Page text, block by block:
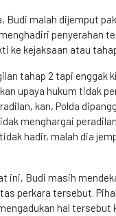
Budi malah dijemput
penyerahan
ke kejaksaan atau
tahap 2 tapi enggak
upaya hukum tidak
kan, Polda
menghargai
hadir, malah dia
ini, Budi masih
perkara tersebut.
hal tersebut